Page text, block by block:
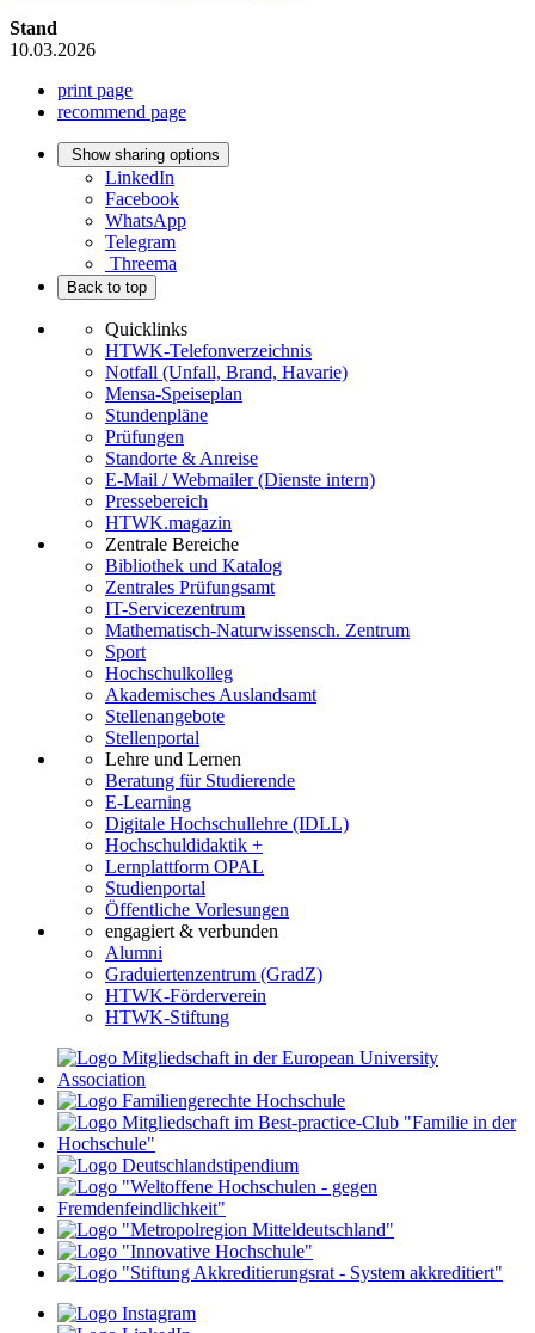
Stand
10.03.2026
print page
recommend page
Show sharing options
LinkedIn
Facebook
WhatsApp
Telegram
Threema
Back to top
Quicklinks
HTWK-Telefonverzeichnis
Notfall (Unfall, Brand, Havarie)
Mensa-Speiseplan
Stundenpläne
Prüfungen
Standorte & Anreise
E-Mail / Webmailer (Dienste intern)
Pressebereich
HTWK.magazin
Zentrale Bereiche
Bibliothek und Katalog
Zentrales Prüfungsamt
IT-Servicezentrum
Mathematisch-Naturwissensch. Zentrum
Sport
Hochschulkolleg
Akademisches Auslandsamt
Stellenangebote
Stellenportal
Lehre und Lernen
Beratung für Studierende
E-Learning
Digitale Hochschullehre (IDLL)
Hochschuldidaktik +
Lernplattform OPAL
Studienportal
Öffentliche Vorlesungen
engagiert & verbunden
Alumni
Graduiertenzentrum (GradZ)
HTWK-Förderverein
HTWK-Stiftung